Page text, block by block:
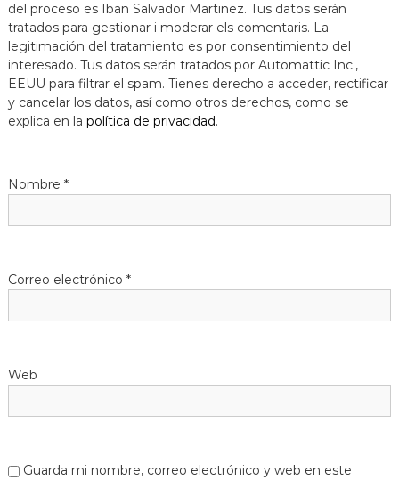
del proceso es Iban Salvador Martinez. Tus datos serán
tratados para gestionar i moderar els comentaris. La
legitimación del tratamiento es por consentimiento del
interesado. Tus datos serán tratados por Automattic Inc.,
EEUU para filtrar el spam. Tienes derecho a acceder, rectificar
y cancelar los datos, así como otros derechos, como se
explica en la política de privacidad.
Nombre *
Correo electrónico *
Web
Guarda mi nombre, correo electrónico y web en este